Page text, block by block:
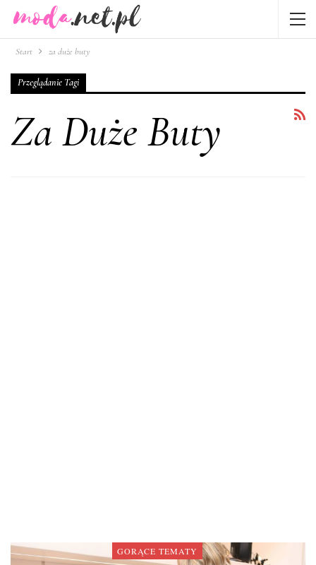
Start za duże buty
Przeglądanie Tagi
Za Duże Buty
GORĄCE TEMATY